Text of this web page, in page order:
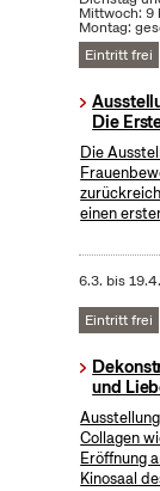
Mittwoch: 9
Montag:
Eintritt frei
Die
Die
einen
6.3. bis
Eintritt frei
und
Collagen
Eröffnung
Kinosaal